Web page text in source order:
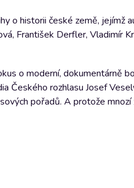
o historii české země, jejímž
František Derfler, Vladimír
o moderní, dokumentárně
Českého rozhlasu Josef
pořadů. A protože mnozí